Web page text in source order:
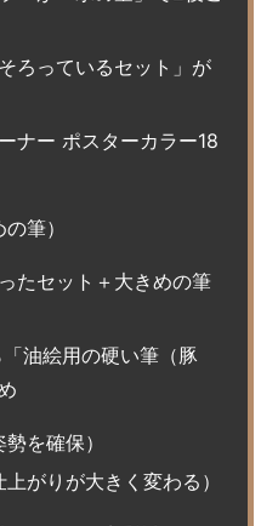
ろっているセット」が
ナー ポスターカラー18
筆）
たセット＋大きめの筆
油絵用の硬い筆（豚
を確保）
がりが大きく変わる）